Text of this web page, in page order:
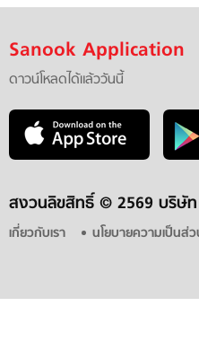
Sanook Application
ดาวน์โหลดได้แล้ววันนี้
สงวนลิขสิทธิ์ © 2569 บริษัท
เกี่ยวกับเรา นโยบายความเป็นส่